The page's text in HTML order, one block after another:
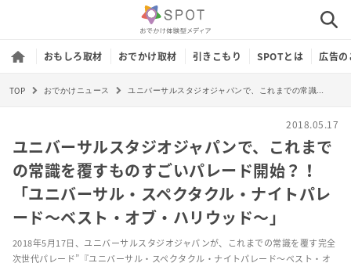
おもしろ取材 おでかけ取材 引きこもり SPOTとは 広告
TOP おでかけニュース
2018.05.17
ユニバーサルスタジオジャパンで、これまで
の常識を覆すものすごいパレード開始？！
「ユニバーサル・スペクタクル・ナイトパレ
ード～ベスト・オブ・ハリウッド～」
2018年5月17日、ユニバーサルスタジオジャパンが、これまでの常識を覆す完全
次世代パレード”『ユニバーサル・スペクタクル・ナイトパレード～ベスト・オ